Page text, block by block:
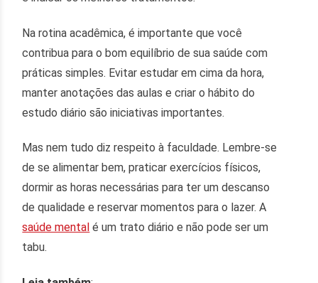
Na rotina acadêmica, é importante que você
contribua para o bom equilíbrio de sua saúde com
práticas simples. Evitar estudar em cima da hora,
manter anotações das aulas e criar o hábito do
estudo diário são iniciativas importantes.
Mas nem tudo diz respeito à faculdade. Lembre-se
de se alimentar bem, praticar exercícios físicos,
dormir as horas necessárias para ter um descanso
de qualidade e reservar momentos para o lazer. A
saúde mental é um trato diário e não pode ser um
tabu.